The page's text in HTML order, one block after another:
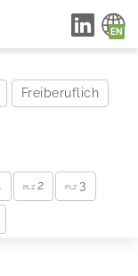
Freiberuflich
PLZ 2 PLZ 3